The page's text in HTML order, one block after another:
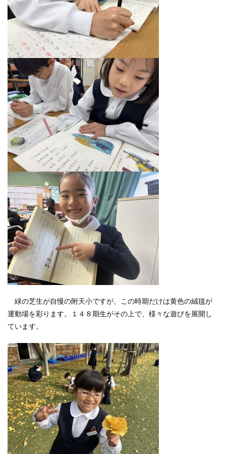
緑の芝生が自慢の附天小ですが、この時期だけは黄色の絨毯が
運動場を彩ります。１４８期生がその上で、様々な遊びを展開し
ています。